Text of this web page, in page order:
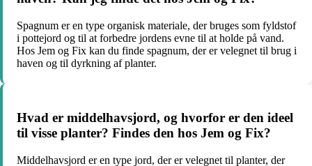
Spagnum er en type organisk materiale, der bruges som fyldstof
i pottejord og til at forbedre jordens evne til at holde på vand.
Hos Jem og Fix kan du finde spagnum, der er velegnet til brug i
haven og til dyrkning af planter.
Hvad er middelhavsjord, og hvorfor er den ideel
til visse planter? Findes den hos Jem og Fix?
Middelhavsjord er en type jord, der er velegnet til planter, der